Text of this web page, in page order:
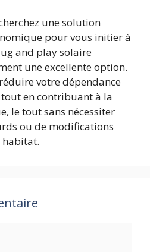
une solution
pour vous initier à
and play solaire
une excellente option.
votre dépendance
en contribuant à la
le tout sans nécessiter
ou de modifications
habitat.